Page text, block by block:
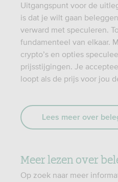
Uitgangspunt voor de
is dat je wilt gaan
verward met speculeren.
fundamenteel van elkaar.
crypto’s en opties
prijsstijgingen. Je
loopt als de prijs voor jou
Lees meer over
Meer lezen over
Op zoek naar meer